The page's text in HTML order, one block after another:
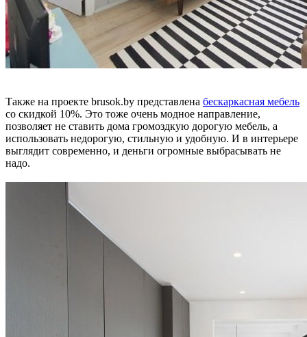
Также на проекте brusok.by представлена бескаркасная мебель
со скидкой 10%. Это тоже очень модное направление,
позволяет не ставить дома громоздкую дорогую мебель, а
использовать недорогую, стильную и удобную. И в интерьере
выглядит современно, и деньги огромные выбрасывать не
надо.